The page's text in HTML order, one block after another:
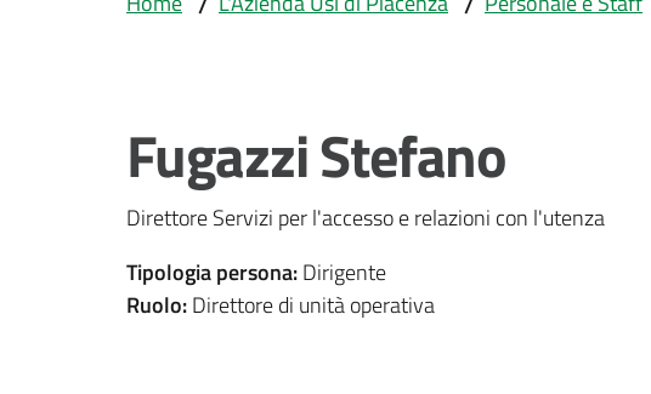
Fugazzi Stefano
Direttore Servizi per l'accesso e relazioni con l'utenza
Tipologia persona:Dirigente
Ruolo:Direttore di unità operativa